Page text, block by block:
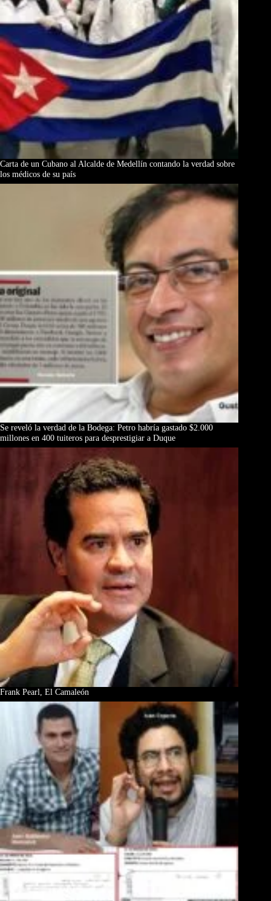
Carta de un Cubano al Alcalde de Medellín contando la verdad sobre
los médicos de su país
Se reveló la verdad de la Bodega: Petro habría gastado $2.000
millones en 400 tuiteros para desprestigiar a Duque
Frank Pearl, El Camaleón